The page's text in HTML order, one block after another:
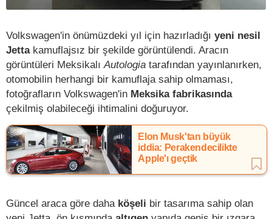
Volkswagen'in önümüzdeki yıl için hazırladığı yeni nesil
Jetta kamuflajsız bir şekilde görüntülendi. Aracın
görüntüleri Meksikalı Autologia tarafından yayınlanırken,
otomobilin herhangi bir kamuflaja sahip olmaması,
fotoğrafların Volkswagen'in Meksika fabrikasında
çekilmiş olabileceği ihtimalini doğuruyor.
Elon Musk'tan büyük
iddia: Perakendecilikte
Apple'ı geçtik
Güncel araca göre daha köşeli bir tasarıma sahip olan